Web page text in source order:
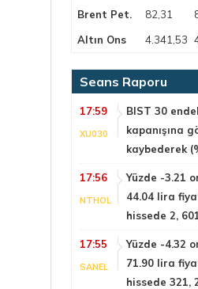
Brent Pet.
82,31
Altın Ons
4.341,53
Seans Raporu
17:59
XU030
BIST 30
kapanışına
kaybederek
17:56
NTHOL
Yüzde -3.21
44.04 lira
hissede 2,
17:55
SANEL
Yüzde -4.32
71.90 lira
hissede 321,